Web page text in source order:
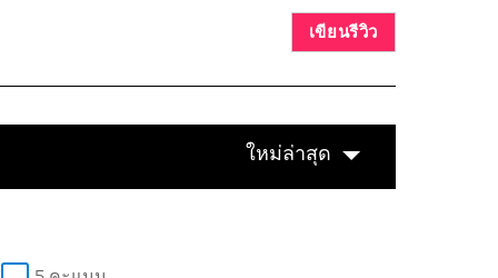
เขียนรีวิว
ใหม่ล่าสุด